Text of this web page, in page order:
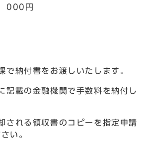
000円
納付書をお渡しいたします。
載の金融機関で手数料を納付し
れる領収書のコピーを指定申請
い。